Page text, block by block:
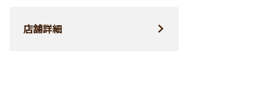
店舗詳細